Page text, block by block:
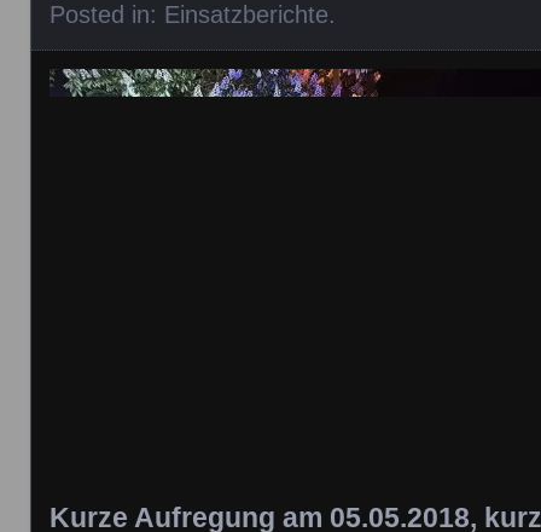
Posted in: Einsatzberichte.
Kurze Aufregung am 05.05.2018,